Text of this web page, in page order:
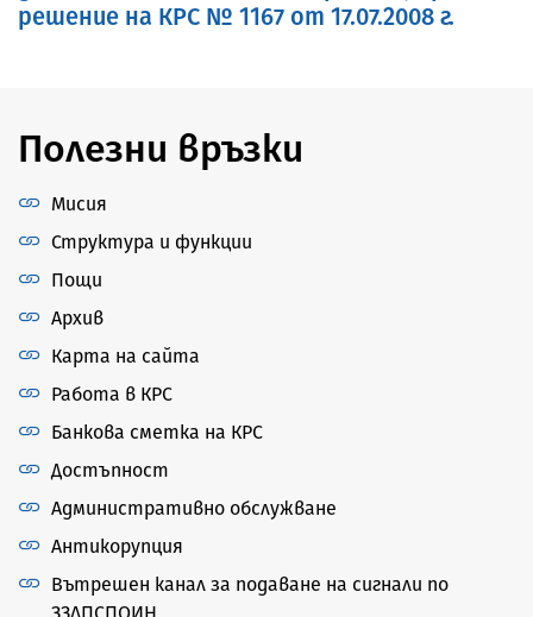
решение на КРС № 1167 от 17.07.2008 г.
Полезни връзки
Мисия
Структура и функции
Пощи
Архив
Карта на сайта
Работа в КРС
Банкова сметка на КРС
Достъпност
Административно обслужване
Антикорупция
Вътрешен канал за подаване на сигнали по